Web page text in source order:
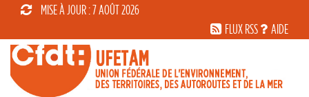
MISE À JOUR : 7 AOÛT 2026
FLUX RSS
AIDE